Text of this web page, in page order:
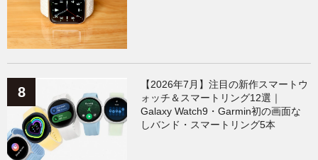
【2026年7月】注目の新作スマートウ
ォッチ＆スマートリング12選｜
Galaxy Watch9・Garmin初の画面な
しバンド・スマートリング5本